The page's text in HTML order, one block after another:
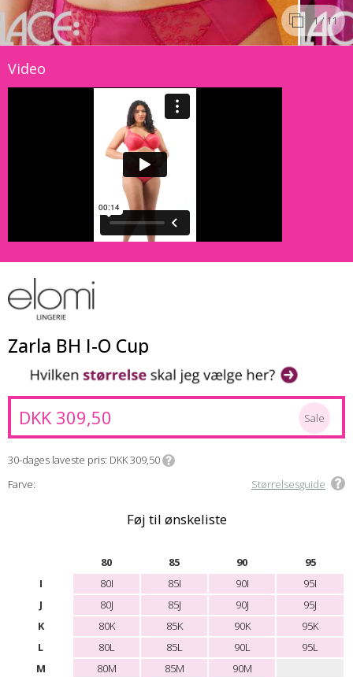
1/ 11
Video
Zarla BH I-O Cup
DKK 309,50 Sale
30-dages laveste pris DKK 309,50
Farve:
Størrelsesguide
Føj til ønskeliste
80 85 90
95
I
80I 85I 90I
95I
J
80J 85J 90J
95J
K
80K 85K 90K
95K
L
80L 85L 90L
95L
M
80M 85M
90M